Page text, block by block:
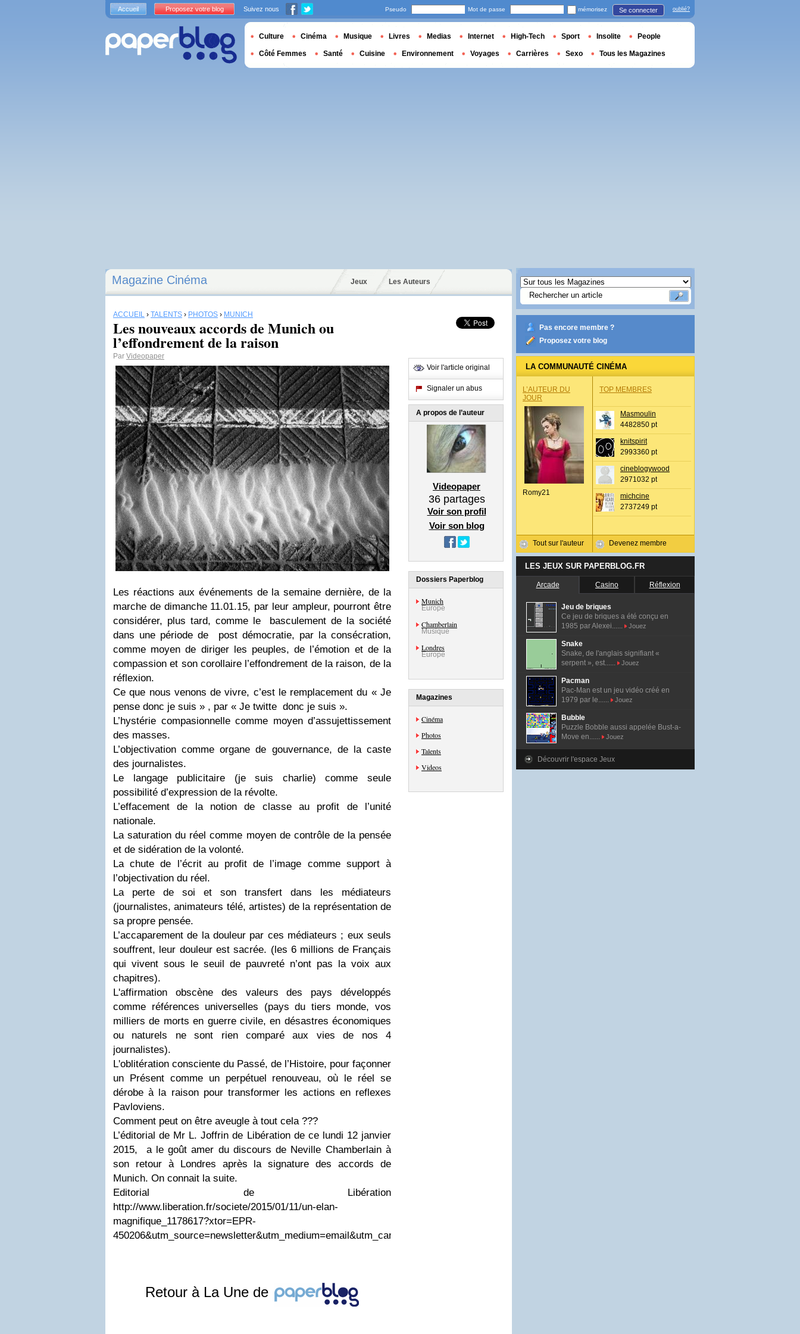
Magazine Cinéma Jeux Les Auteurs
ACCUEIL › TALENTS › PHOTOS › MUNICH
Les nouveaux accords de Munich ou
l’effondrement de la raison
Par Videopaper
Les réactions aux événements de la semaine dernière, de la
marche de dimanche 11.01.15, par leur ampleur, pourront être
considérer, plus tard, comme le basculement de la société
dans une période de post démocratie, par la consécration,
comme moyen de diriger les peuples, de l’émotion et de la
compassion et son corollaire l’effondrement de la raison, de la
réflexion.
Ce que nous venons de vivre, c’est le remplacement du « Je
pense donc je suis » , par « Je twitte donc je suis ».
L’hystérie compasionnelle comme moyen d’assujettissement
des masses.
L’objectivation comme organe de gouvernance, de la caste
des journalistes.
Le langage publicitaire (je suis charlie) comme seule
possibilité d’expression de la révolte.
L’effacement de la notion de classe au profit de l’unité
nationale.
La saturation du réel comme moyen de contrôle de la pensée
et de sidération de la volonté.
La chute de l’écrit au profit de l’image comme support à
l’objectivation du réel.
La perte de soi et son transfert dans les médiateurs
(journalistes, animateurs télé, artistes) de la représentation de
sa propre pensée.
L’accaparement de la douleur par ces médiateurs ; eux seuls
souffrent, leur douleur est sacrée. (les 6 millions de Français
qui vivent sous le seuil de pauvreté n’ont pas la voix aux
chapitres).
L'affirmation obscène des valeurs des pays développés
comme références universelles (pays du tiers monde, vos
milliers de morts en guerre civile, en désastres économiques
ou naturels ne sont rien comparé aux vies de nos 4
journalistes).
L'oblitération consciente du Passé, de l’Histoire, pour façonner
un Présent comme un perpétuel renouveau, où le réel se
dérobe à la raison pour transformer les actions en reflexes
Pavloviens.
Comment peut on être aveugle à tout cela ???
L’éditorial de Mr L. Joffrin de Libération de ce lundi 12 janvier
2015, a le goût amer du discours de Neville Chamberlain à
son retour à Londres après la signature des accords de
Munich. On connait la suite.
Editorial de Libération
http://www.liberation.fr/societe/2015/01/11/un-elan-
magnifique_1178617?xtor=EPR-
450206&utm_source=newsletter&utm_medium=email&utm_campaign=quot
Retour à La Une de
Voir l'article original
Signaler un abus
A propos de l’auteur
Videopaper
36partages
Voir son profil
Voir son blog
Dossiers Paperblog
Munich
Europe
Chamberlain
Musique
Londres
Europe
Magazines
Cinéma
Photos
Talents
Videos
Pas encore membre ?
Proposez votre blog
LA COMMUNAUTÉ CINÉMA
L’AUTEUR DU
JOUR
Romy21
Tout sur l'auteur
TOP MEMBRES
Masmoulin
4482850 pt
knitspirit
2993360 pt
cineblogywood
2971032 pt
michcine
2737249 pt
Devenez membre
LES JEUX SUR PAPERBLOG.FR
Arcade Casino Réflexion
Jeu de briques
Ce jeu de briques a été conçu en
1985 par Alexei......
Jouez
Snake
Snake, de l'anglais signifiant «
serpent », est......
Jouez
Pacman
Pac-Man est un jeu vidéo créé en
1979 par le......
Jouez
Bubble
Puzzle Bobble aussi appelée Bust-a-
Move en......
Jouez
Découvrir l'espace Jeux
Accueil Proposez votre blog Suivez nous Pseudo Mot de passe mémorisez Se connecter oublié?
Culture Cinéma Musique Livres Medias Internet High-Tech Sport Insolite People
Côté Femmes Santé Cuisine Environnement Voyages Carrières Sexo Tous les Magazines